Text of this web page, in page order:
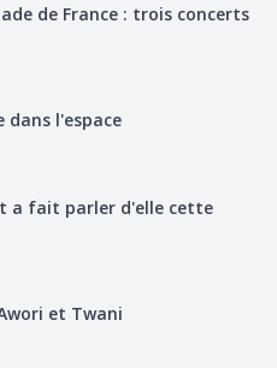
de France : trois concerts
dans l'espace
a fait parler d'elle cette
et Twani